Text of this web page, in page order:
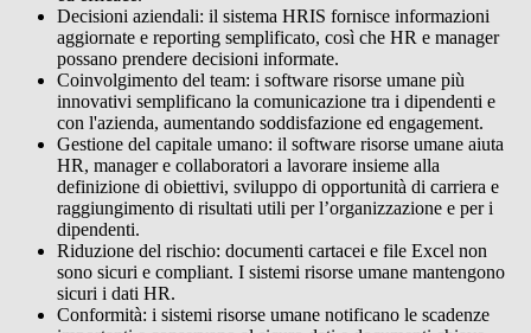
Decisioni aziendali: il sistema HRIS fornisce informazioni
aggiornate e reporting semplificato, così che HR e manager
possano prendere decisioni informate.
Coinvolgimento del team: i software risorse umane più
innovativi semplificano la comunicazione tra i dipendenti e
con l'azienda, aumentando soddisfazione ed engagement.
Gestione del capitale umano: il software risorse umane aiuta
HR, manager e collaboratori a lavorare insieme alla
definizione di obiettivi, sviluppo di opportunità di carriera e
raggiungimento di risultati utili per l’organizzazione e per i
dipendenti.
Riduzione del rischio: documenti cartacei e file Excel non
sono sicuri e compliant. I sistemi risorse umane mantengono
sicuri i dati HR.
Conformità: i sistemi risorse umane notificano le scadenze